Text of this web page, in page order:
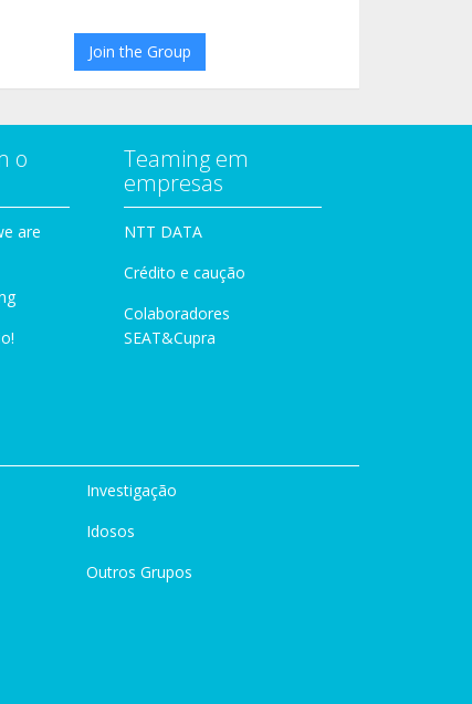
Join the Group
o
are
Teaming em
empresas
NTT DATA
Crédito e caução
Colaboradores
SEAT&Cupra
Investigação
Idosos
Outros Grupos